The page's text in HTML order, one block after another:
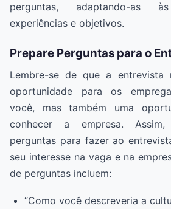
perguntas, adaptando-as
experiências e objetivos.
Prepare Perguntas para o
Lembre-se de que a entrevista
oportunidade para os
você, mas também uma
conhecer a empresa. Assim,
perguntas para fazer ao
seu interesse na vaga e na
de perguntas incluem:
“Como você descreveria a